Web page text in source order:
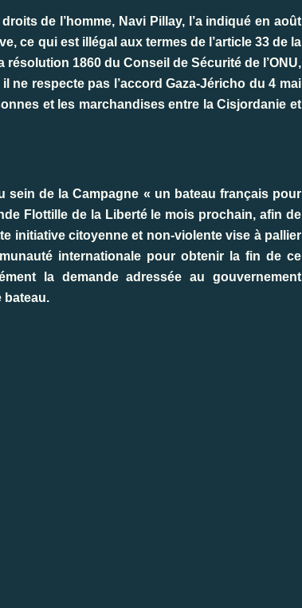
de l’homme, Navi Pillay, l’a indiqué en août
ce qui est illégal aux termes de l’article 33 de la
1860 du Conseil de Sécurité de l’ONU,
ne respecte pas l’accord Gaza-Jéricho du 4 mai
et les marchandises entre la Cisjordanie et
sein de la Campagne « un bateau français pour
Flottille de la Liberté le mois prochain, afin de
initiative citoyenne et non-violente vise à pallier
internationale pour obtenir la fin de ce
la demande adressée au gouvernement
bateau.